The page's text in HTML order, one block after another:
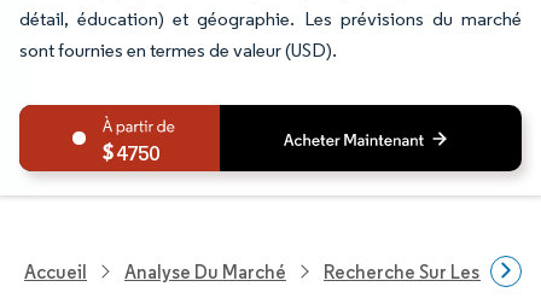
détail, éducation) et géographie. Les prévisions du marché
sont fournies en termes de valeur (USD).
4750
Accueil Analyse Du Marché Recherche Sur Les